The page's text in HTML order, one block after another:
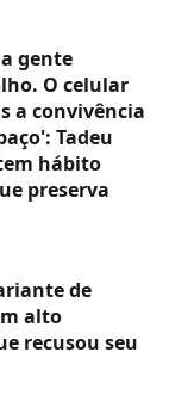
gente
O celular
a convivência
Tadeu
hábito
preserva
de
alto
recusou seu